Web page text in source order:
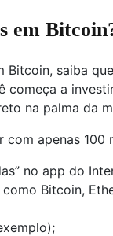
em
Bitcoin, saiba
começa a
na palma da
apenas 100
no app do
Bitcoin,